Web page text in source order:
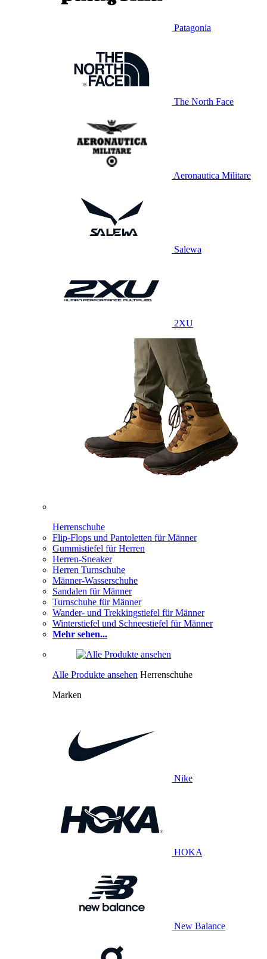
Patagonia
The North Face
Aeronautica Militare
Salewa
2XU
Herrenschuhe
Flip-Flops und Pantoletten für Männer
Gummistiefel für Herren
Herren-Sneaker
Herren Turnschuhe
Männer-Wasserschuhe
Sandalen für Männer
Turnschuhe für Männer
Wander- und Trekkingstiefel für Männer
Winterstiefel und Schneestiefel für Männer
Mehr sehen...
Alle Produkte ansehen Herrenschuhe
Marken
Nike
HOKA
New Balance